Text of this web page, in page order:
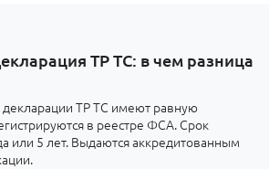
ТР ТС: в чем разница
ТР ТС имеют равную
в реестре ФСА. Срок
или 5 лет. Выдаются аккредитованным